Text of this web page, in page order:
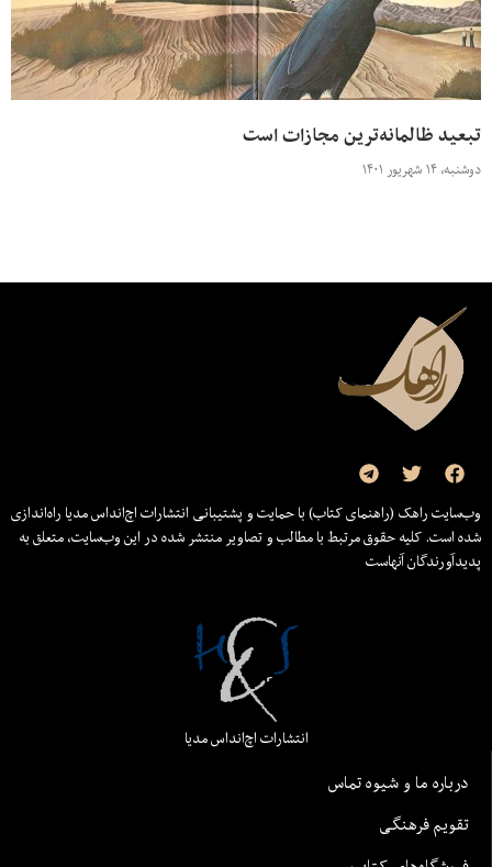
تبعید ظالمانه‌ترین مجازات است
دوشنبه، ۱۴ شهریور ۱۴۰۱
وب‌سایت راهک (راهنمای کتاب) با حمایت و پشتیبانی انتشارات اچ‌اند‌اس مدیا راه‌اندازی
شده است. کلیه حقوق مرتبط با مطالب و تصاویر منتشر شده در این وب‌سایت، متعلق به
پدیدآورندگان آنهاست
انتشارات اچ‌اند‌اس مدیا
درباره ما و شیوه تماس
تقویم فرهنگی